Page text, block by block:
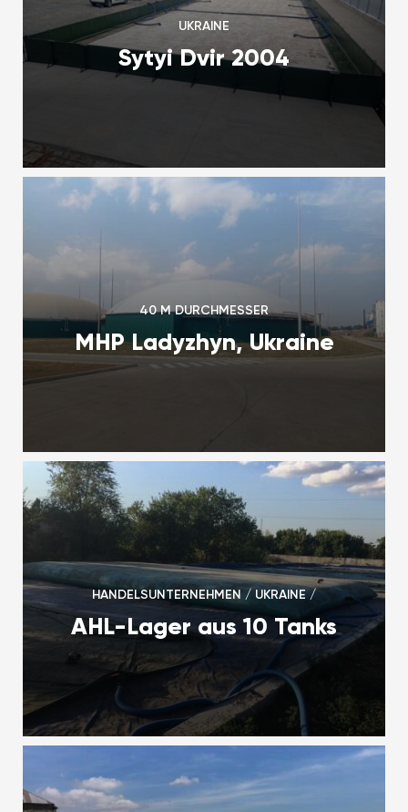
UKRAINE
Sytyi Dvir 2004
40 M DURCHMESSER
MHP Ladyzhyn, Ukraine
HANDELSUNTERNEHMEN / UKRAINE /
AHL-Lager aus 10 Tanks